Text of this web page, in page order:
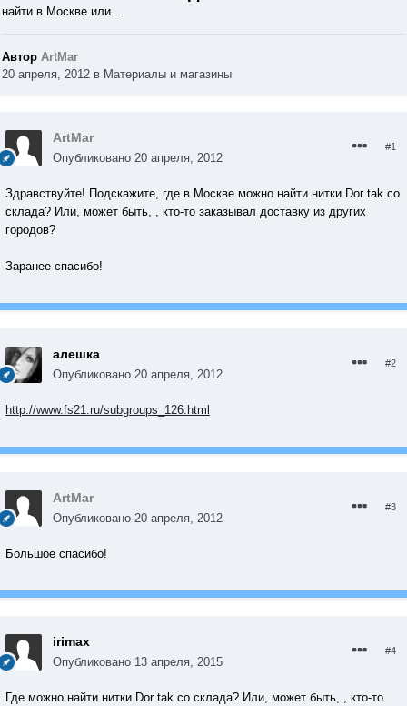
найти в Москве или...
Автор ArtMar
20 апреля, 2012 в Материалы и магазины
ArtMar
Опубликовано 20 апреля, 2012
#1
Здравствуйте! Подскажите, где в Москве можно найти нитки Dor tak со
склада? Или, может быть, , кто-то заказывал доставку из других
городов?
Заранее спасибо!
алешка
Опубликовано 20 апреля, 2012
#2
http://www.fs21.ru/subgroups_126.html
ArtMar
Опубликовано 20 апреля, 2012
#3
Большое спасибо!
irimax
Опубликовано 13 апреля, 2015
#4
Где можно найти нитки Dor tak со склада? Или, может быть, , кто-то